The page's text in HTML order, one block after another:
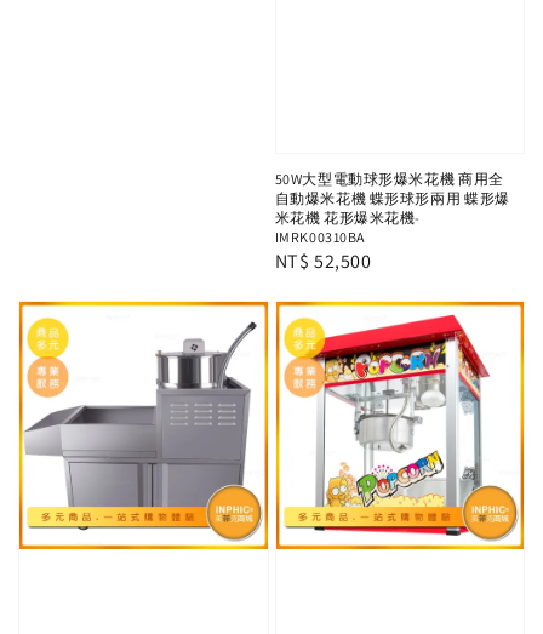
50W大型電動球形爆米花機 商用全
自動爆米花機 蝶形球形兩用 蝶形爆
米花機 花形爆米花機-
IMRK00310BA
Regular
NT$ 52,500